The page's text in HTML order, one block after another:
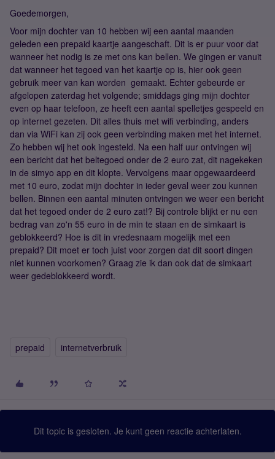
Goedemorgen,
Voor mijn dochter van 10 hebben wij een aantal maanden
geleden een prepaid kaartje aangeschaft. Dit is er puur voor dat
wanneer het nodig is ze met ons kan bellen. We gingen er vanuit
dat wanneer het tegoed van het kaartje op is, hier ook geen
gebruik meer van kan worden gemaakt. Echter gebeurde er
afgelopen zaterdag het volgende; smiddags ging mijn dochter
even op haar telefoon, ze heeft een aantal spelletjes gespeeld en
op internet gezeten. Dit alles thuis met wifi verbinding, anders
dan via WiFi kan zij ook geen verbinding maken met het internet.
Zo hebben wij het ook ingesteld. Na een half uur ontvingen wij
een bericht dat het beltegoed onder de 2 euro zat, dit nagekeken
in de simyo app en dit klopte. Vervolgens maar opgewaardeerd
met 10 euro, zodat mijn dochter in ieder geval weer zou kunnen
bellen. Binnen een aantal minuten ontvingen we weer een bericht
dat het tegoed onder de 2 euro zat!? Bij controle blijkt er nu een
bedrag van zo'n 55 euro in de min te staan en de simkaart is
geblokkeerd? Hoe is dit in vredesnaam mogelijk met een
prepaid? Dit moet er toch juist voor zorgen dat dit soort dingen
niet kunnen voorkomen? Graag zie ik dan ook dat de simkaart
weer gedeblokkeerd wordt.
prepaid internetverbruik
Dit topic is gesloten. Je kunt geen reactie achterlaten.